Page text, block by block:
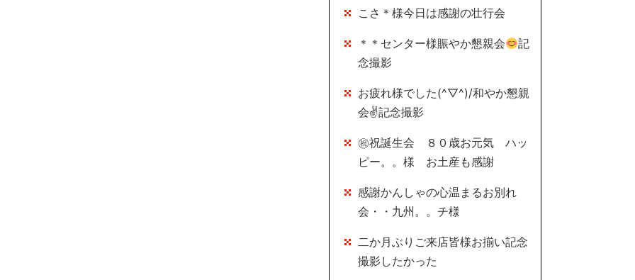
こさ＊様今日は感謝の壮行会
＊＊センター様賑やか懇親会
記
念撮影
お疲れ様でした(^▽^)/和やか懇親
会✌記念撮影
㊗祝誕生会 ８０歳お元気 ハッ
ピー。。様 お土産も感謝
感謝かんしゃの心温まるお別れ
会・・九州。。チ様
二か月ぶりご来店皆様お揃い記念
撮影したかった